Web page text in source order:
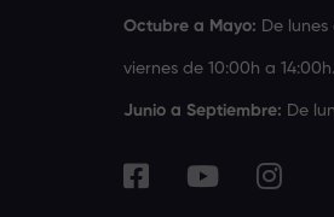
Octubre a Mayo: De
viernes de 10:00h a 14:00h.
Junio a Septiembre: De